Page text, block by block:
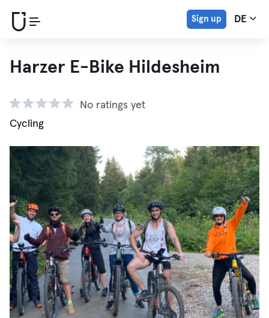
Sign up DE
Harzer E-Bike Hildesheim
No ratings yet
Cycling